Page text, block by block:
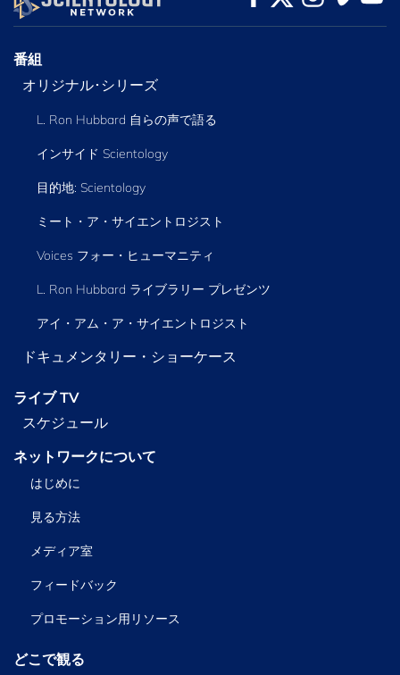
番組
オリジナル･シリーズ
L. Ron Hubbard 自らの声で語る
インサイド Scientology
目的地: Scientology
ミート・ア・サイエントロジスト
Voices フォー・ヒューマニティ
L. Ron Hubbard ライブラリー プレゼンツ
アイ・アム・ア・サイエントロジスト
ドキュメンタリー・ショーケース
ライブ TV
スケジュール
ネットワークについて
はじめに
見る方法
メディア室
フィードバック
プロモーション用リソース
どこで観る